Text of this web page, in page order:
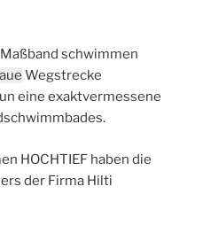
schwimmen
Wegstrecke
eine exaktvermessene
HOCHTIEF haben die
der Firma Hilti